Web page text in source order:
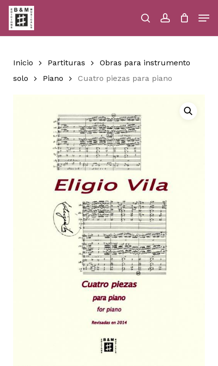
Skip
main
content
searchaccount
Close
Inicio Partituras
Obras para instrumento
solo
Piano Cuatro piezas para piano
Menu